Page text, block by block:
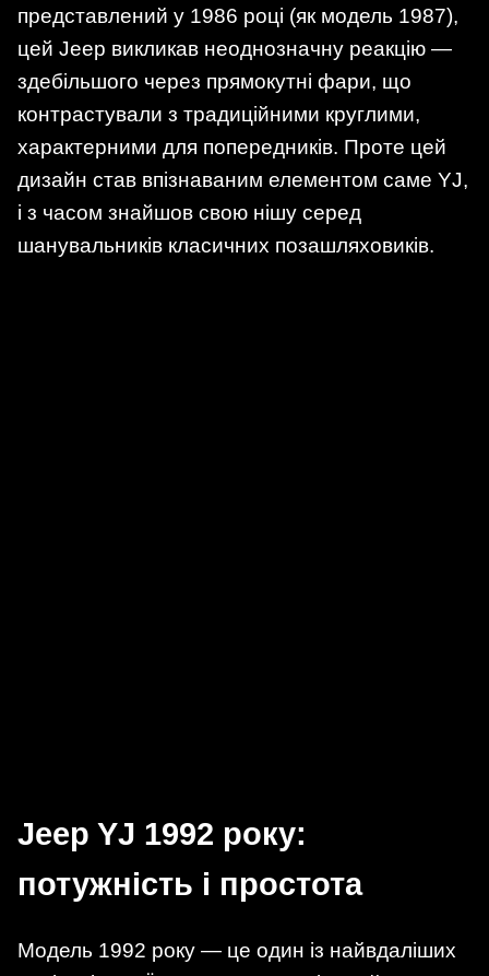
представлений у 1986 році (як модель 1987),
цей Jeep викликав неоднозначну реакцію —
здебільшого через прямокутні фари, що
контрастували з традиційними круглими,
характерними для попередників. Проте цей
дизайн став впізнаваним елементом саме YJ,
і з часом знайшов свою нішу серед
шанувальників класичних позашляховиків.
Jeep YJ 1992 року:
потужність і простота
Модель 1992 року — це один із найвдаліших